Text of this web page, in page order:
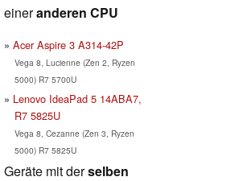
eineranderen CPU
Acer Aspire 3 A314-42P
Vega 8, Lucienne (Zen 2, Ryzen
5000) R7 5700U
Lenovo IdeaPad 5 14ABA7,
R7 5825U
Vega 8, Cezanne (Zen 3, Ryzen
5000) R7 5825U
Geräte mit derselben